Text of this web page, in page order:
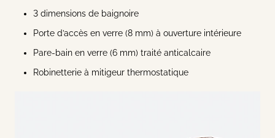
3 dimensions de baignoire
Porte d’accès en verre (8 mm) à ouverture intérieure
Pare-bain en verre (6 mm) traité anticalcaire
Robinetterie à mitigeur thermostatique